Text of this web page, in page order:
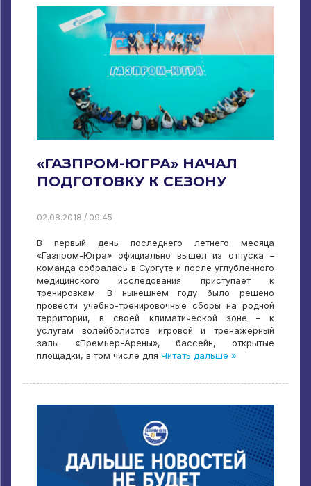
«ГАЗПРОМ-ЮГРА» НАЧАЛ
ПОДГОТОВКУ К СЕЗОНУ
02.08.2018 / 09:45
В первый день последнего летнего месяца
«Газпром-Югра» официально вышел из отпуска –
команда собралась в Сургуте и после углубленного
медицинского исследования приступает к
тренировкам. В нынешнем году было решено
провести учебно-тренировочные сборы на родной
территории, в своей климатической зоне – к
услугам волейболистов игровой и тренажерный
залы «Премьер-Арены», бассейн, открытые
площадки, в том числе для Читать дальше »